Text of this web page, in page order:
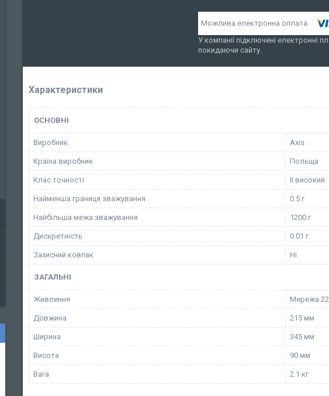
У компанії підключені електронні
покидаючи сайту.
Характеристики
ОСНОВНІ
Виробник Axis
Країна виробник Польща
Клас точності II високий
Найменша границя зважування 0.5 г
Найбільша межа зважування 1200 г
Дискретність 0.01 г
Захисний ковпак Ні
ЗАГАЛЬНІ
Живлення Мережа
Довжина 215 мм
Ширина 345 мм
Висота 90 мм
Вага 2.1 кг